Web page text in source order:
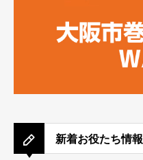
新着お役たち情報